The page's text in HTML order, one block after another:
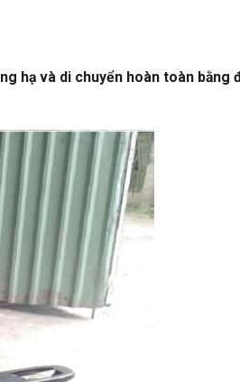
hạ và di chuyển hoàn toàn